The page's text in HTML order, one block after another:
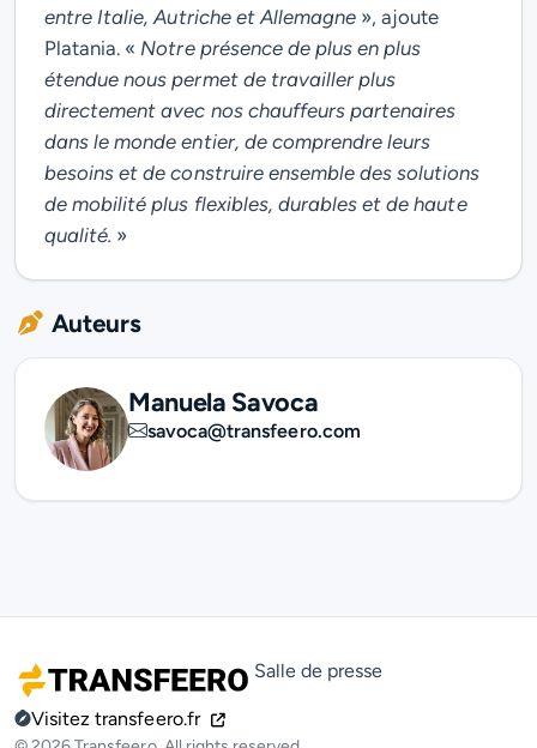
entre Italie, Autriche et Allemagne », ajoute
Platania. « Notre présence de plus en plus
étendue nous permet de travailler plus
directement avec nos chauffeurs partenaires
dans le monde entier, de comprendre leurs
besoins et de construire ensemble des solutions
de mobilité plus flexibles, durables et de haute
qualité. »
Auteurs
Manuela Savoca
savoca@transfeero.com
Salle de presse
Visitez transfeero.fr